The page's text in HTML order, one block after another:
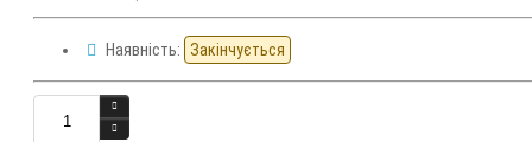
Наявність: Закінчується